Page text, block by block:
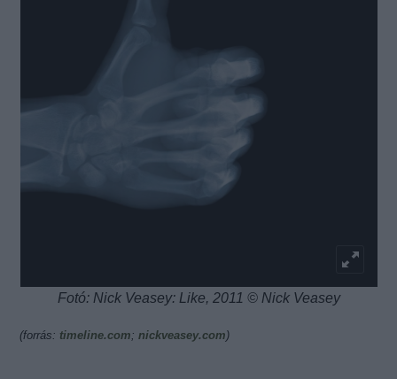
Fotó: Nick Veasey: Like, 2011 © Nick Veasey
(forrás: timeline.com;nickveasey.com)